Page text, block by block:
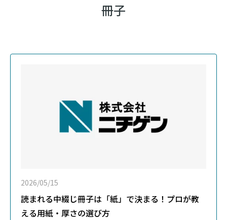
冊子
2026/05/15
読まれる中綴じ冊子は「紙」で決まる！プロが教
える用紙・厚さの選び方